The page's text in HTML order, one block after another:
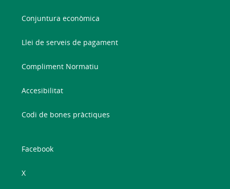
Conjuntura econòmica
Llei de serveis de pagament
Compliment Normatiu
Accesibilitat
Codi de bones pràctiques
Facebook
X